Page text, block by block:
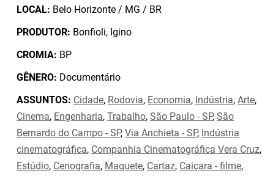
LOCAL: Belo Horizonte / MG / BR
PRODUTOR: Bonfioli, Igino
CROMIA: BP
GÊNERO: Documentário
ASSUNTOS: Cidade, Rodovia, Economia, Indústria,Arte,
Cinema, Engenharia,Trabalho,São Paulo - SP,São
Bernardo do Campo - SP,Via Anchieta - SP, Indústria
cinematográfica, Companhia Cinematográfica Vera Cruz,
Estúdio, Cenografia, Maquete, Cartaz, Caiçara - filme,